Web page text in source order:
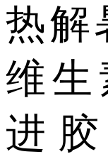
热解
维生
进